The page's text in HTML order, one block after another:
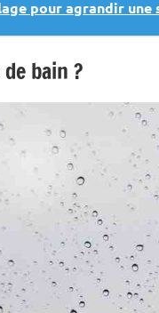
pour agrandir une
bain ?